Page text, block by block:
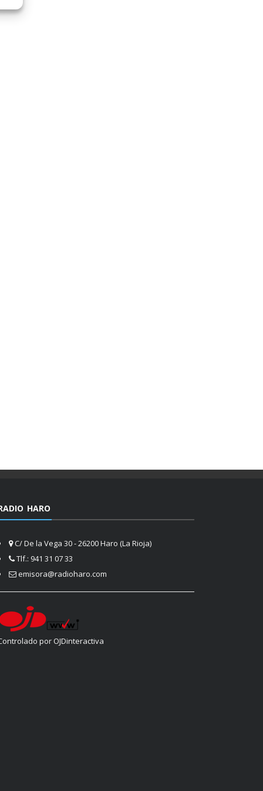
HARO
C/ De la Vega 30 - 26200 Haro (La Rioja)
Tlf.: 941 31 07 33
emisora@radioharo.com
por OJDinteractiva